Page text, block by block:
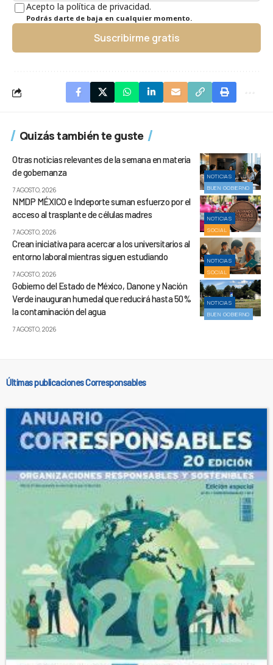
Acepto la política de privacidad.
Podrás darte de baja en cualquier momento.
Suscribirme gratis
Quizás también te guste
NOTICIAS
BUEN GOBIERNO
Otras noticias relevantes de la semana en materia
de gobernanza
7 AGOSTO, 2026
NOTICIAS
SOCIAL
NMDP MÉXICO e Indeporte suman esfuerzo por el
acceso al trasplante de células madres
7 AGOSTO, 2026
NOTICIAS
SOCIAL
Crean iniciativa para acercar a los universitarios al
entorno laboral mientras siguen estudiando
7 AGOSTO, 2026
NOTICIAS
BUEN GOBIERNO
Gobierno del Estado de México, Danone y Nación
Verde inauguran humedal que reducirá hasta 50%
la contaminación del agua
7 AGOSTO, 2026
Últimas publicaciones Corresponsables